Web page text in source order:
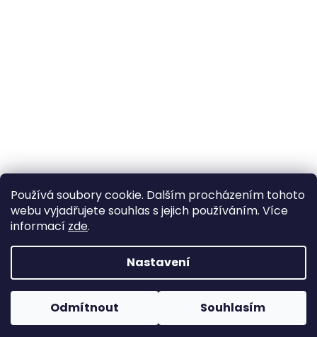
Používá soubory cookie. Dalším procházením tohoto
webu vyjadřujete souhlas s jejich používáním. Více
informací zde.
Nastavení
Odmítnout Souhlasím
Pokud u nás nenajdete konkrétní produkt, neváhejte se
ozvat. Ve většině případů jej můžeme zajistit na
Vytvořil Shoptet
Copyright 2026Horse life . Všechna práva vyhrazena.